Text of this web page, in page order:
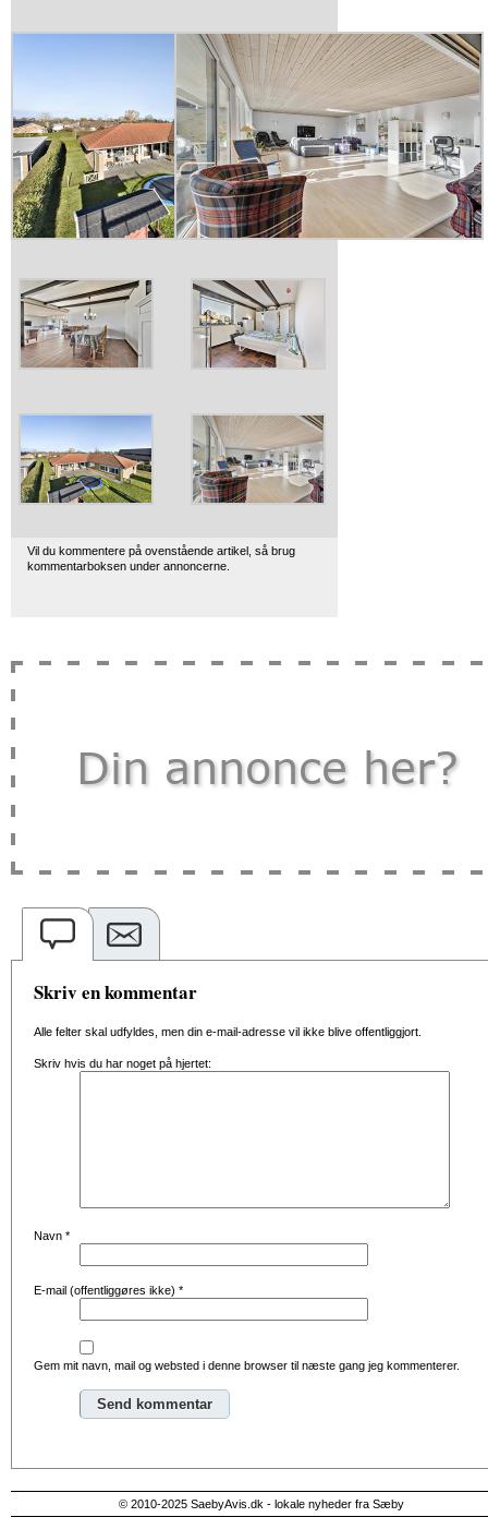
Vil du kommentere på ovenstående artikel, så brug
kommentarboksen under annoncerne.
Skriv en kommentar
Alle felter skal udfyldes, men din e-mail-adresse vil ikke blive offentliggjort.
Skriv hvis du har noget på hjertet:
Navn *
E-mail (offentliggøres ikke) *
Gem mit navn, mail og websted i denne browser til næste gang jeg kommenterer.
© 2010-2025 SaebyAvis.dk - lokale nyheder fra Sæby